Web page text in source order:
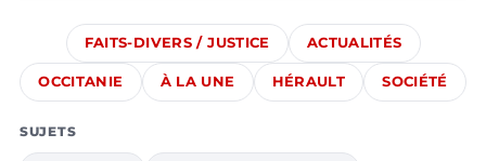
FAITS-DIVERS / JUSTICE ACTUALITÉS
OCCITANIE À LA UNE HÉRAULT SOCIÉTÉ
SUJETS